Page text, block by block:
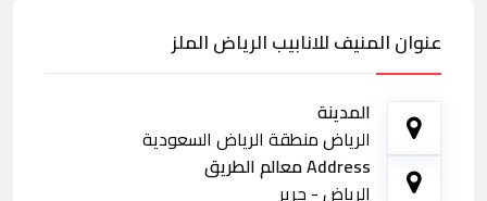
عنوان المنيف للانابيب الرياض الملز
المدينة
الرياض منطقة الرياض السعودية
Address معالم الطريق
الرياض - جرير